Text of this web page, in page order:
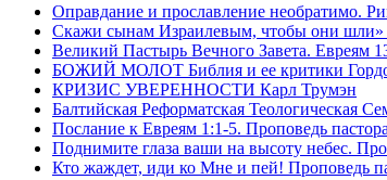
Оправдание и прославление необратимо.
Скажи сынам Израилевым, чтобы они шли»
Великий Пастырь Вечного Завета.
БОЖИЙ МОЛОТ Библия и ее критики
КРИЗИС УВЕРЕННОСТИ Карл Трумэн
Балтийская Реформатская
Послание к Евреям 1:1-5. Проповедь
Поднимите глаза ваши на высоту небес.
Кто жаждет, иди ко Мне и пей! Проповедь